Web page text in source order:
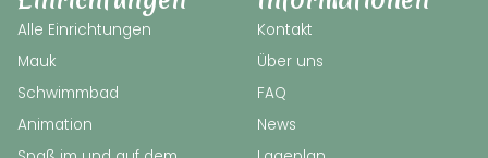
Alle Einrichtungen
Mauk
Schwimmbad
Animation
Kontakt
Über uns
FAQ
News